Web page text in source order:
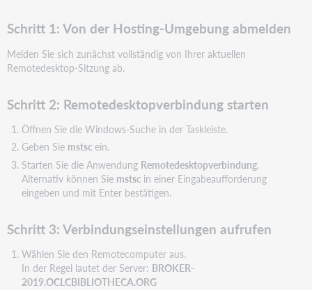
Schritt 1: Von der Hosting-Umgebung abmelden
Melden Sie sich zunächst vollständig von Ihrer aktuellen
Remotedesktop-Sitzung ab.
Schritt 2: Remotedesktopverbindung starten
Öffnen Sie die Windows-Suche in der Taskleiste.
Geben Sie mstsc ein.
Starten Sie die Anwendung Remotedesktopverbindung.
Alternativ können Sie mstsc in einer Eingabeaufforderung
eingeben und mit Enter bestätigen.
Schritt 3: Verbindungseinstellungen aufrufen
Wählen Sie den Remotecomputer aus.
In der Regel lautet der Server: BROKER-
2019.OCLCBIBLIOTHECA.ORG